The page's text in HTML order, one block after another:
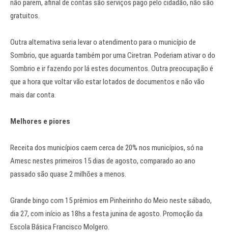
não parem, afinal de contas são serviços pago pelo cidadão, não são
gratuitos.
Outra alternativa seria levar o atendimento para o município de
Sombrio, que aguarda também por uma Ciretran. Poderiam ativar o do
Sombrio e ir fazendo por lá estes documentos. Outra preocupação é
que a hora que voltar vão estar lotados de documentos e não vão
mais dar conta.
Melhores e piores
Receita dos municípios caem cerca de 20% nos municípios, só na
Amesc nestes primeiros 15 dias de agosto, comparado ao ano
passado são quase 2 milhões a menos.
Grande bingo com 15 prêmios em Pinheirinho do Meio neste sábado,
dia 27, com início as 18hs a festa junina de agosto. Promoção da
Escola Básica Francisco Molgero.